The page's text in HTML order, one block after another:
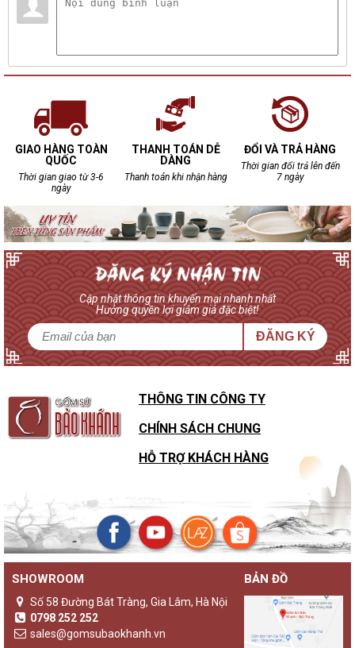
GIAO HÀNG TOÀN
QUỐC
Thời gian giao từ 3-6
ngày
THANH TOÁN DỄ
DÀNG
Thanh toán khi nhận hàng
ĐỔI VÀ TRẢ HÀNG
Thời gian đổi trả lên đến
7 ngày
Cập nhật thông tin khuyến mại nhanh nhất
Hưởng quyền lợi giảm giá đặc biệt!
ĐĂNG KÝ
THÔNG TIN CÔNG TY
CHÍNH SÁCH CHUNG
HỖ TRỢ KHÁCH HÀNG
SHOWROOM
Số 58 Đường Bát Tràng, Gia Lâm, Hà Nội
0798 252 252
sales@gomsubaokhanh.vn
BẢN ĐỒ